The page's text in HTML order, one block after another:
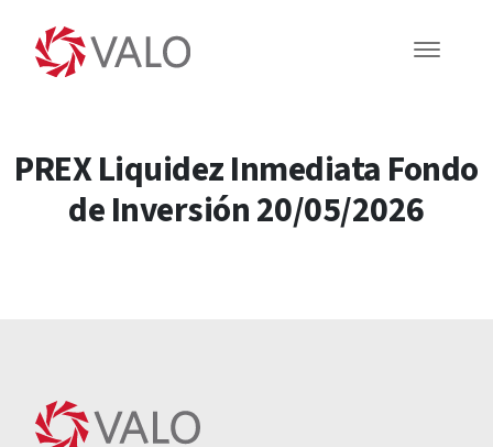
PREX Liquidez Inmediata Fondo
de Inversión 20/05/2026